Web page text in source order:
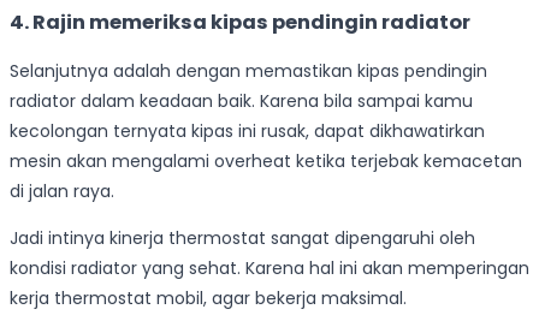
4. Rajin memeriksa kipas pendingin radiator
Selanjutnya adalah dengan memastikan kipas pendingin
radiator dalam keadaan baik. Karena bila sampai kamu
kecolongan ternyata kipas ini rusak, dapat dikhawatirkan
mesin akan mengalami overheat ketika terjebak kemacetan
di jalan raya.
Jadi intinya kinerja thermostat sangat dipengaruhi oleh
kondisi radiator yang sehat. Karena hal ini akan memperingan
kerja thermostat mobil, agar bekerja maksimal.